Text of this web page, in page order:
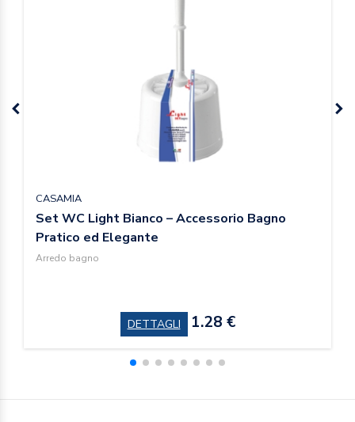
CASAMIA
Set WC Light Bianco – Accessorio Bagno
Pratico ed Elegante
Arredo bagno
DETTAGLI 1.28 €